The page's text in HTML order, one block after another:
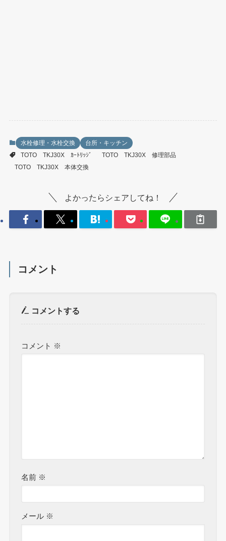
水栓修理・水栓交換
台所・キッチン
TOTO TKJ30X ｶｰﾄﾘｯｼﾞ
TOTO TKJ30X 修理部品
TOTO TKJ30X 本体交換
よかったらシェアしてね！
コメント
コメントする
コメント ※
名前 ※
メール ※